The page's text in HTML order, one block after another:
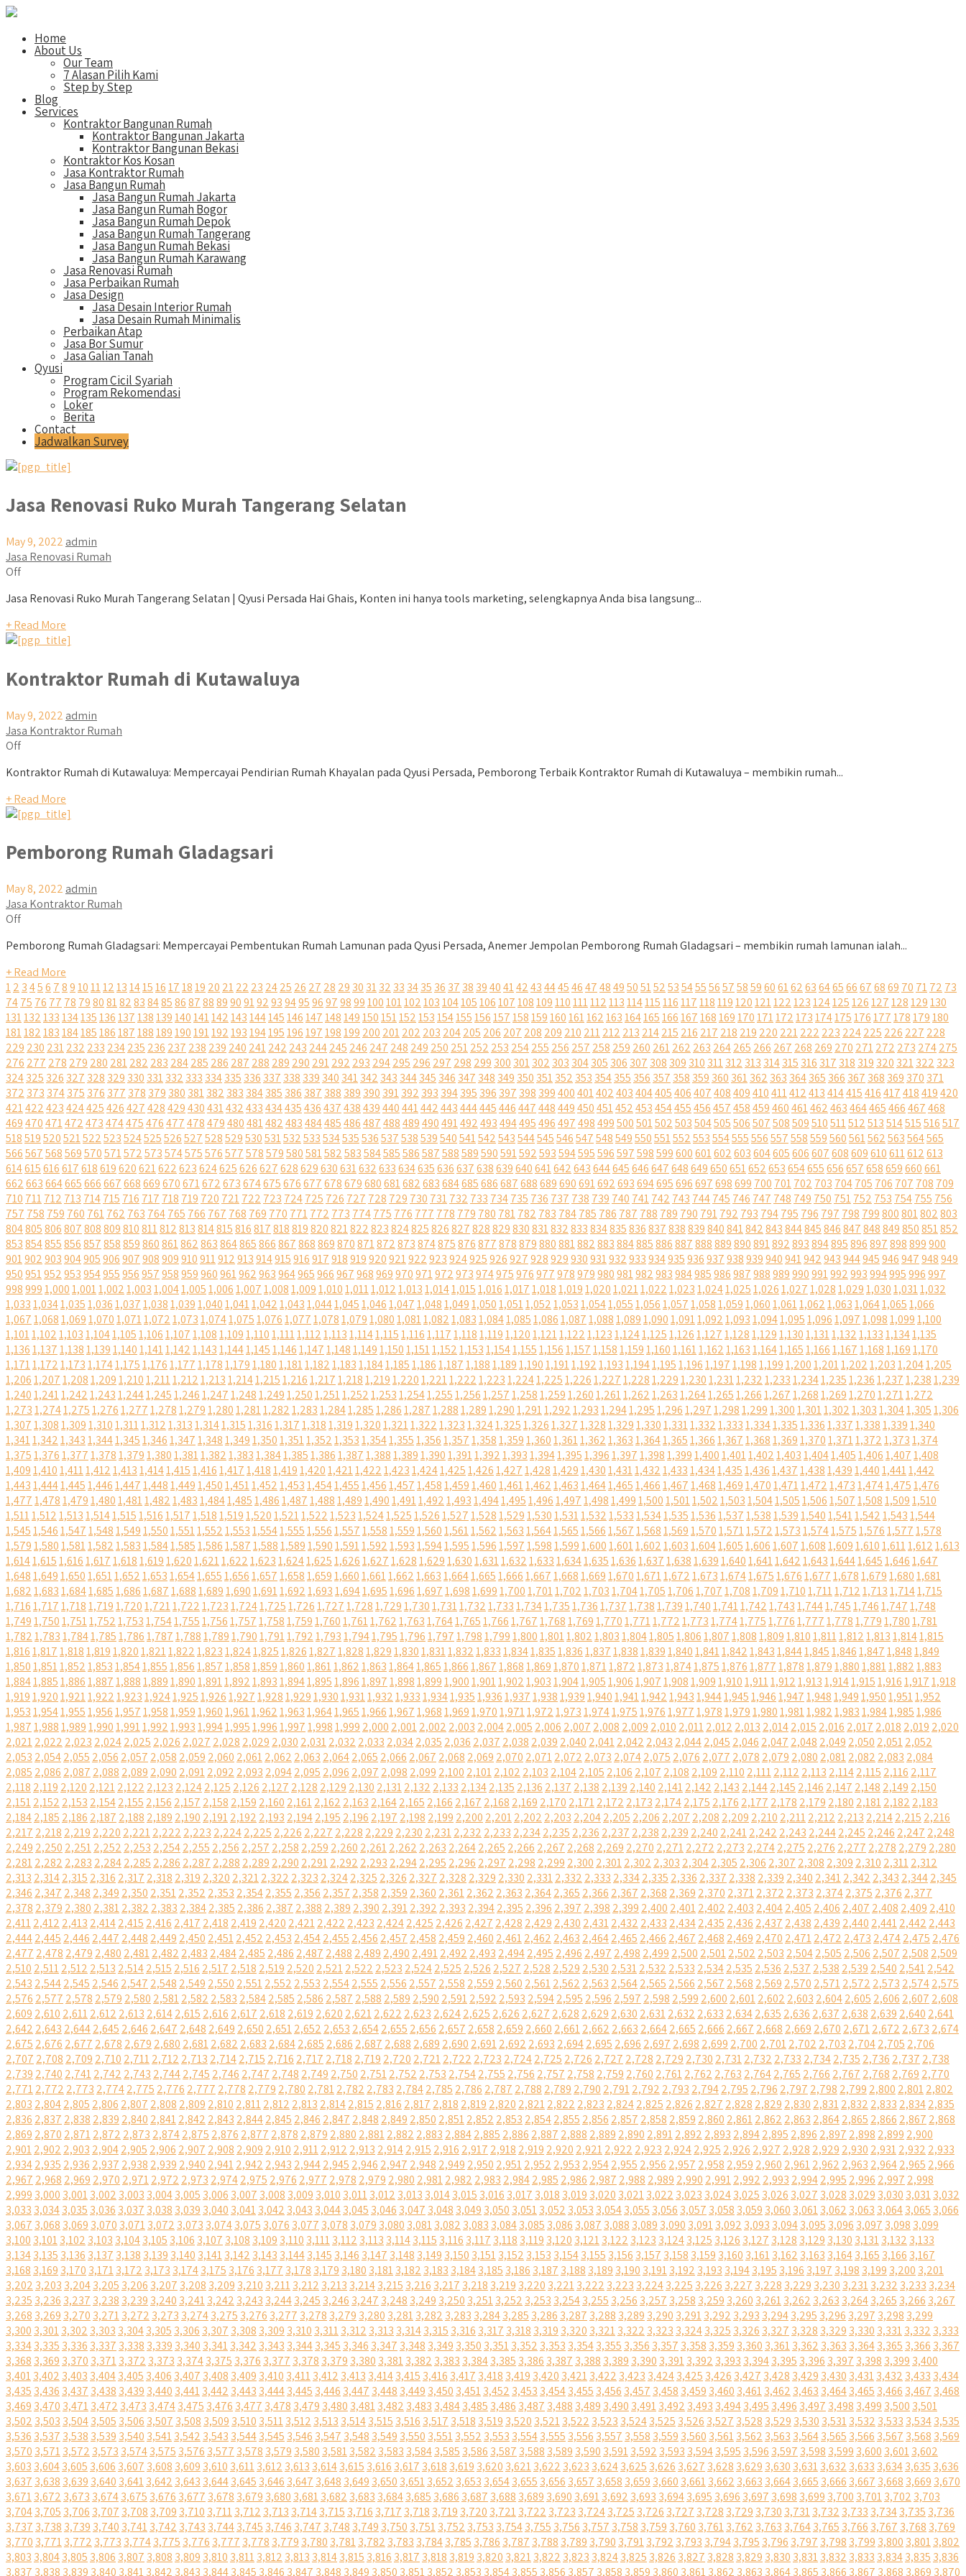
Home
About Us
Our Team
7 Alasan Pilih Kami
Step by Step
Blog
Services
Kontraktor Bangunan Rumah
Kontraktor Bangunan Jakarta
Kontraktor Bangunan Bekasi
Kontraktor Kos Kosan
Jasa Kontraktor Rumah
Jasa Bangun Rumah
Jasa Bangun Rumah Jakarta
Jasa Bangun Rumah Bogor
Jasa Bangun Rumah Depok
Jasa Bangun Rumah Tangerang
Jasa Bangun Rumah Bekasi
Jasa Bangun Rumah Karawang
Jasa Renovasi Rumah
Jasa Perbaikan Rumah
Jasa Design
Jasa Desain Interior Rumah
Jasa Desain Rumah Minimalis
Perbaikan Atap
Jasa Bor Sumur
Jasa Galian Tanah
Qyusi
Program Cicil Syariah
Program Rekomendasi
Loker
Berita
Contact
Jadwalkan Survey
Jasa Renovasi Ruko Murah Tangerang Selatan
May 9, 2022 admin
Jasa Renovasi Rumah
Off
Jasa Renovasi Ruko Murah Tangerang Selatan | Qyusi Persada Hai Ghais, Konten ini hanya tools marketing, selengkapnya Anda bisa langsung...
+ Read More
Kontraktor Rumah di Kutawaluya
May 9, 2022 admin
Jasa Kontraktor Rumah
Off
Kontraktor Rumah di Kutawaluya: Mempercayai Pendirian Rumah Khayalan pada Qyusi Persada, Pemborong Terbaik Kontraktor Rumah di Kutawaluya – membikin rumah...
+ Read More
Pemborong Rumah Gladagsari
May 8, 2022 admin
Jasa Kontraktor Rumah
Off
Pemborong Rumah Gladagsari: Mempercayai Pembentukan Rumah Lamunan pada Qyusi Persada, Anemer Jempolan Pemborong Rumah Gladagsari – membikin rumah lamunan ialah...
+ Read More
12 3456 78910111213141516171819 20 2122 23 2425 26 27 28 29 30 3132 33 3435 36 37 38 39404142434445464748495051525354555657585960616263646566676869 70 7172 73
7475 76 77 78 798081828384858687888990919293949596979899100101102103104105106107108109110111112113114115116117118119120121122123124125126127128129130
131132133134135136137138139140141142143144145146147148149150151152153154155156157158159160161162163164165166167168169170171172173174175176177178179180
181182183184185186187188189190191192193194195196197198199 200 201202 203 204205 206 207 208 209 210 211212 213 214215 216 217 218 219 220 221222 223 224225 226 227 228
229 230 231232 233 234235 236 237 238 239 240 241242 243 244245 246 247 248 249 250 251252 253 254255 256 257 258 259 260 261262 263 264265 266 267 268 269 270 271272 273 274275
276 277 278 279 280 281282 283 284285 286 287 288 289 290 291292 293 294295 296 297 298 299 300 301302 303 304305 306 307 308 309 310 311312 313 314315 316 317 318 319 320 321322 323
324325 326 327 328 329 330 331332 333 334335 336 337 338 339 340 341342 343 344345 346 347 348 349 350 351352 353 354355 356 357 358 359 360 361362 363 364365 366 367 368 369 370 371
372 373 374375 376 377 378 379 380 381382 383 384385 386 387 388 389 390 391392 393 394395 396 397 398 399400401402403404405406407408409410411412413414415416417418419420
421422423424425426427428429430431432433434435436437438439440441442443444445446447448449450451452453454455456457458459460461462463464465466467468
469470471472473474475476477478479480481482483484485486487488489490491492493494495496497498499500501502503504505506507508509510511512513514515516517
518519520521522523524525526527528529530531532533534535536537538539540541542543544545546547548549550551552553554555556557558559560561562563564565
566567568569570571572573574575576577578579580581582583584585586587588589590591592593594595596597598599600601602603604605606607608609610611612613
614615616617618619620621622623624625626627628629630631632633634635636637638639640641642643644645646647648649650651652653654655656657658659660661
662663664665666667668669670671672673674675676677678679680681682683684685686687688689690691692693694695696697698699 700 701702 703 704705 706 707 708 709
710 711712 713 714715 716 717 718 719 720 721722 723 724725 726 727 728 729 730 731732 733 734735 736 737 738 739 740 741742 743 744745 746 747 748 749 750 751752 753 754755 756
757 758 759 760 761762 763 764765 766 767 768 769 770 771772 773 774775 776 777 778 779 780 781782 783 784785 786 787 788 789 790 791792 793 794795 796 797 798 799800801802803
804805806807808809810811812813814815816817818819820821822823824825826827828829830831832833834835836837838839840841842843844845846847848849850851852
853854855856857858859860861862863864865866867868869870871872873874875876877878879880881882883884885886887888889890891892893894895896897898899900
901902903904905906907908909910911912913914915916917918919920921922923924925926927928929930931932933934935936937938939940941942943944945946947948949
950951952953954955956957958959960961962963964965966967968969970971972973974975976977978979980981982983984985986987988989990991992993994995996997
9989991,0001,0011,0021,0031,0041,0051,0061,0071,0081,0091,0101,0111,0121,0131,0141,0151,0161,0171,0181,0191,0201,0211,0221,0231,0241,0251,0261,0271,0281,0291,0301,0311,032
1,0331,0341,0351,0361,0371,0381,0391,0401,0411,0421,0431,0441,0451,0461,0471,0481,0491,0501,0511,0521,0531,0541,0551,0561,0571,0581,0591,0601,0611,0621,0631,0641,0651,066
1,0671,0681,0691,0701,0711,0721,0731,0741,0751,0761,0771,0781,0791,0801,0811,0821,0831,0841,0851,0861,0871,0881,0891,0901,0911,0921,0931,0941,0951,0961,0971,0981,0991,100
1,1011,1021,1031,1041,1051,1061,1071,1081,1091,1101,1111,1121,1131,1141,1151,1161,1171,1181,1191,1201,1211,1221,1231,1241,1251,1261,1271,1281,1291,1301,1311,1321,1331,1341,135
1,1361,1371,1381,1391,1401,1411,1421,1431,1441,1451,1461,1471,1481,1491,1501,1511,1521,1531,1541,1551,1561,1571,1581,1591,1601,1611,1621,1631,1641,1651,1661,1671,1681,1691,170
1,1711,1721,1731,1741,1751,1761,1771,1781,1791,1801,1811,1821,1831,1841,1851,1861,1871,1881,1891,1901,1911,1921,1931,1941,1951,1961,1971,1981,1991,2001,2011,2021,2031,2041,205
1,2061,2071,2081,2091,2101,2111,2121,2131,2141,2151,2161,2171,2181,2191,2201,2211,2221,2231,2241,2251,2261,2271,2281,2291,2301,2311,2321,2331,2341,2351,2361,2371,2381,239
1,2401,2411,2421,2431,2441,2451,2461,2471,2481,2491,2501,2511,2521,2531,2541,2551,2561,2571,2581,2591,2601,2611,2621,2631,2641,2651,2661,2671,2681,2691,2701,2711,272
1,2731,2741,2751,2761,2771,2781,2791,2801,2811,2821,2831,2841,2851,2861,2871,2881,2891,2901,2911,2921,2931,2941,2951,2961,2971,2981,2991,3001,3011,3021,3031,3041,3051,306
1,3071,3081,3091,3101,3111,3121,3131,3141,3151,3161,3171,3181,3191,3201,3211,3221,3231,3241,3251,3261,3271,3281,3291,3301,3311,3321,3331,3341,3351,3361,3371,3381,3391,340
1,3411,3421,3431,3441,3451,3461,3471,3481,3491,3501,3511,3521,3531,3541,3551,3561,3571,3581,3591,3601,3611,3621,3631,3641,3651,3661,3671,3681,3691,3701,3711,3721,3731,374
1,3751,3761,3771,3781,3791,3801,3811,3821,3831,3841,3851,3861,3871,3881,3891,3901,3911,3921,3931,3941,3951,3961,3971,3981,3991,4001,4011,4021,4031,4041,4051,4061,4071,408
1,4091,4101,4111,4121,4131,4141,4151,4161,4171,4181,4191,4201,4211,4221,4231,4241,4251,4261,4271,4281,4291,4301,4311,4321,4331,4341,4351,4361,4371,4381,4391,4401,4411,442
1,4431,4441,4451,4461,4471,4481,4491,4501,4511,4521,4531,4541,4551,4561,4571,4581,4591,4601,4611,4621,4631,4641,4651,4661,4671,4681,4691,4701,4711,4721,4731,4741,4751,476
1,4771,4781,4791,4801,4811,4821,4831,4841,4851,4861,4871,4881,4891,4901,4911,4921,4931,4941,4951,4961,4971,4981,4991,5001,5011,5021,5031,5041,5051,5061,5071,5081,5091,510
1,5111,5121,5131,5141,5151,5161,5171,5181,5191,5201,5211,5221,5231,5241,5251,5261,5271,5281,5291,5301,5311,5321,5331,5341,5351,5361,5371,5381,5391,5401,5411,5421,5431,544
1,5451,5461,5471,5481,5491,5501,5511,5521,5531,5541,5551,5561,5571,5581,5591,5601,5611,5621,5631,5641,5651,5661,5671,5681,5691,5701,5711,5721,5731,5741,5751,5761,5771,578
1,5791,5801,5811,5821,5831,5841,5851,5861,5871,5881,5891,5901,5911,5921,5931,5941,5951,5961,5971,5981,5991,6001,6011,6021,6031,6041,6051,6061,6071,6081,6091,6101,6111,6121,613
1,6141,6151,6161,6171,6181,6191,6201,6211,6221,6231,6241,6251,6261,6271,6281,6291,6301,6311,6321,6331,6341,6351,6361,6371,6381,6391,6401,6411,6421,6431,6441,6451,6461,647
1,6481,6491,6501,6511,6521,6531,6541,6551,6561,6571,6581,6591,6601,6611,6621,6631,6641,6651,6661,6671,6681,6691,6701,6711,6721,6731,6741,6751,6761,6771,6781,6791,6801,681
1,6821,6831,6841,6851,6861,6871,6881,6891,6901,6911,6921,6931,6941,6951,6961,6971,6981,6991,7001,7011,7021,7031,7041,7051,7061,7071,7081,7091,7101,7111,7121,7131,7141,715
1,7161,7171,7181,7191,7201,7211,7221,7231,7241,7251,7261,7271,7281,7291,7301,7311,7321,7331,7341,7351,7361,7371,7381,7391,7401,7411,7421,7431,7441,7451,7461,7471,748
1,7491,7501,7511,7521,7531,7541,7551,7561,7571,7581,7591,7601,7611,7621,7631,7641,7651,7661,7671,7681,7691,7701,7711,7721,7731,7741,7751,7761,7771,7781,7791,7801,781
1,7821,7831,7841,7851,7861,7871,7881,7891,7901,7911,7921,7931,7941,7951,7961,7971,7981,7991,8001,8011,8021,8031,8041,8051,8061,8071,8081,8091,8101,8111,8121,8131,8141,815
1,8161,8171,8181,8191,8201,8211,8221,8231,8241,8251,8261,8271,8281,8291,8301,8311,8321,8331,8341,8351,8361,8371,8381,8391,8401,8411,8421,8431,8441,8451,8461,8471,8481,849
1,8501,8511,8521,8531,8541,8551,8561,8571,8581,8591,8601,8611,8621,8631,8641,8651,8661,8671,8681,8691,8701,8711,8721,8731,8741,8751,8761,8771,8781,8791,8801,8811,8821,883
1,8841,8851,8861,8871,8881,8891,8901,8911,8921,8931,8941,8951,8961,8971,8981,8991,9001,9011,9021,9031,9041,9051,9061,9071,9081,9091,9101,9111,9121,9131,9141,9151,9161,9171,918
1,9191,9201,9211,9221,9231,9241,9251,9261,9271,9281,9291,9301,9311,9321,9331,9341,9351,9361,9371,9381,9391,9401,9411,9421,9431,9441,9451,9461,9471,9481,9491,9501,9511,952
1,9531,9541,9551,9561,9571,9581,9591,9601,9611,9621,9631,9641,9651,9661,9671,9681,9691,9701,9711,9721,9731,9741,9751,9761,9771,9781,9791,9801,9811,9821,9831,9841,9851,986
1,9871,9881,9891,9901,9911,9921,9931,9941,9951,9961,9971,9981,999 2,000 2,0012,002 2,003 2,0042,005 2,006 2,007 2,008 2,009 2,010 2,0112,012 2,013 2,0142,015 2,016 2,017 2,018 2,019 2,020
2,0212,022 2,023 2,0242,025 2,026 2,027 2,028 2,029 2,030 2,0312,032 2,033 2,0342,035 2,036 2,037 2,038 2,039 2,040 2,0412,042 2,043 2,0442,045 2,046 2,047 2,048 2,049 2,050 2,0512,052
2,053 2,0542,055 2,056 2,057 2,058 2,059 2,060 2,0612,062 2,063 2,0642,065 2,066 2,067 2,068 2,069 2,070 2,0712,072 2,073 2,0742,075 2,076 2,077 2,078 2,079 2,080 2,0812,082 2,083 2,084
2,085 2,086 2,087 2,088 2,089 2,090 2,0912,092 2,093 2,0942,095 2,096 2,097 2,098 2,099 2,100 2,1012,102 2,103 2,1042,105 2,106 2,107 2,108 2,109 2,110 2,1112,112 2,113 2,1142,115 2,116 2,117
2,118 2,119 2,120 2,1212,122 2,123 2,1242,125 2,126 2,127 2,128 2,129 2,130 2,1312,132 2,133 2,1342,135 2,136 2,137 2,138 2,139 2,140 2,1412,142 2,143 2,1442,145 2,146 2,147 2,148 2,149 2,150
2,1512,152 2,153 2,1542,155 2,156 2,157 2,158 2,159 2,160 2,1612,162 2,163 2,1642,165 2,166 2,167 2,168 2,169 2,170 2,1712,172 2,173 2,1742,175 2,176 2,177 2,178 2,179 2,180 2,1812,182 2,183
2,1842,185 2,186 2,187 2,188 2,189 2,190 2,1912,192 2,193 2,1942,195 2,196 2,197 2,198 2,199 2,200 2,2012,202 2,203 2,2042,205 2,206 2,207 2,208 2,209 2,210 2,2112,212 2,213 2,2142,215 2,216
2,217 2,218 2,219 2,220 2,2212,222 2,223 2,2242,225 2,226 2,227 2,228 2,229 2,230 2,2312,232 2,233 2,2342,235 2,236 2,237 2,238 2,239 2,240 2,2412,242 2,243 2,2442,245 2,246 2,247 2,248
2,249 2,250 2,2512,252 2,253 2,2542,255 2,256 2,257 2,258 2,259 2,260 2,2612,262 2,263 2,2642,265 2,266 2,267 2,268 2,269 2,270 2,2712,272 2,273 2,2742,275 2,276 2,277 2,278 2,279 2,280
2,2812,282 2,283 2,2842,285 2,286 2,287 2,288 2,289 2,290 2,2912,292 2,293 2,2942,295 2,296 2,297 2,298 2,299 2,300 2,3012,302 2,303 2,3042,305 2,306 2,307 2,308 2,309 2,310 2,3112,312
2,313 2,3142,315 2,316 2,317 2,318 2,319 2,320 2,3212,322 2,323 2,3242,325 2,326 2,327 2,328 2,329 2,330 2,3312,332 2,333 2,3342,335 2,336 2,337 2,338 2,339 2,340 2,3412,342 2,343 2,3442,345
2,346 2,347 2,348 2,349 2,350 2,3512,352 2,353 2,3542,355 2,356 2,357 2,358 2,359 2,360 2,3612,362 2,363 2,3642,365 2,366 2,367 2,368 2,369 2,370 2,3712,372 2,373 2,3742,375 2,376 2,377
2,378 2,379 2,380 2,3812,382 2,383 2,3842,385 2,386 2,387 2,388 2,389 2,390 2,3912,392 2,393 2,3942,395 2,396 2,397 2,398 2,399 2,400 2,4012,402 2,403 2,4042,405 2,406 2,407 2,408 2,409 2,410
2,4112,412 2,413 2,4142,415 2,416 2,417 2,418 2,419 2,420 2,4212,422 2,423 2,4242,425 2,426 2,427 2,428 2,429 2,430 2,4312,432 2,433 2,4342,435 2,436 2,437 2,438 2,439 2,440 2,4412,442 2,443
2,4442,445 2,446 2,447 2,448 2,449 2,450 2,4512,452 2,453 2,4542,455 2,456 2,457 2,458 2,459 2,460 2,4612,462 2,463 2,4642,465 2,466 2,467 2,468 2,469 2,470 2,4712,472 2,473 2,4742,475 2,476
2,477 2,478 2,479 2,480 2,4812,482 2,483 2,4842,485 2,486 2,487 2,488 2,489 2,490 2,4912,492 2,493 2,4942,495 2,496 2,497 2,498 2,499 2,500 2,5012,502 2,503 2,5042,505 2,506 2,507 2,508 2,509
2,510 2,5112,512 2,513 2,5142,515 2,516 2,517 2,518 2,519 2,520 2,5212,522 2,523 2,5242,525 2,526 2,527 2,528 2,529 2,530 2,5312,532 2,533 2,5342,535 2,536 2,537 2,538 2,539 2,540 2,5412,542
2,543 2,5442,545 2,546 2,547 2,548 2,549 2,550 2,5512,552 2,553 2,5542,555 2,556 2,557 2,558 2,559 2,560 2,5612,562 2,563 2,5642,565 2,566 2,567 2,568 2,569 2,570 2,5712,572 2,573 2,5742,575
2,576 2,577 2,578 2,579 2,580 2,5812,582 2,583 2,5842,585 2,586 2,587 2,588 2,589 2,590 2,5912,592 2,593 2,5942,595 2,596 2,597 2,598 2,599 2,600 2,6012,602 2,603 2,6042,605 2,606 2,607 2,608
2,609 2,610 2,6112,612 2,613 2,6142,615 2,616 2,617 2,618 2,619 2,620 2,6212,622 2,623 2,6242,625 2,626 2,627 2,628 2,629 2,630 2,6312,632 2,633 2,6342,635 2,636 2,637 2,638 2,639 2,640 2,641
2,642 2,643 2,6442,645 2,646 2,647 2,648 2,649 2,650 2,6512,652 2,653 2,6542,655 2,656 2,657 2,658 2,659 2,660 2,6612,662 2,663 2,6642,665 2,666 2,667 2,668 2,669 2,670 2,6712,672 2,673 2,674
2,675 2,676 2,677 2,678 2,679 2,680 2,6812,682 2,683 2,6842,685 2,686 2,687 2,688 2,689 2,690 2,6912,692 2,693 2,6942,695 2,696 2,697 2,698 2,699 2,700 2,7012,702 2,703 2,7042,705 2,706
2,707 2,708 2,709 2,710 2,7112,712 2,713 2,7142,715 2,716 2,717 2,718 2,719 2,720 2,7212,722 2,723 2,7242,725 2,726 2,727 2,728 2,729 2,730 2,7312,732 2,733 2,7342,735 2,736 2,737 2,738
2,739 2,740 2,7412,742 2,743 2,7442,745 2,746 2,747 2,748 2,749 2,750 2,7512,752 2,753 2,7542,755 2,756 2,757 2,758 2,759 2,760 2,7612,762 2,763 2,7642,765 2,766 2,767 2,768 2,769 2,770
2,7712,772 2,773 2,7742,775 2,776 2,777 2,778 2,779 2,780 2,7812,782 2,783 2,7842,785 2,786 2,787 2,788 2,789 2,790 2,7912,792 2,793 2,7942,795 2,796 2,797 2,798 2,799 2,800 2,8012,802
2,803 2,8042,805 2,806 2,807 2,808 2,809 2,810 2,8112,812 2,813 2,8142,815 2,816 2,817 2,818 2,819 2,820 2,8212,822 2,823 2,8242,825 2,826 2,827 2,828 2,829 2,830 2,8312,832 2,833 2,8342,835
2,836 2,837 2,838 2,839 2,840 2,8412,842 2,843 2,8442,845 2,846 2,847 2,848 2,849 2,850 2,8512,852 2,853 2,8542,855 2,856 2,857 2,858 2,859 2,860 2,8612,862 2,863 2,8642,865 2,866 2,867 2,868
2,869 2,870 2,8712,872 2,873 2,8742,875 2,876 2,877 2,878 2,879 2,880 2,8812,882 2,883 2,8842,885 2,886 2,887 2,888 2,889 2,890 2,8912,892 2,893 2,8942,895 2,896 2,897 2,898 2,899 2,900
2,9012,902 2,903 2,9042,905 2,906 2,907 2,908 2,909 2,910 2,9112,912 2,913 2,9142,915 2,916 2,917 2,918 2,919 2,920 2,9212,922 2,923 2,9242,925 2,926 2,927 2,928 2,929 2,930 2,9312,932 2,933
2,9342,935 2,936 2,937 2,938 2,939 2,940 2,9412,942 2,943 2,9442,945 2,946 2,947 2,948 2,949 2,950 2,9512,952 2,953 2,9542,955 2,956 2,957 2,958 2,959 2,960 2,9612,962 2,963 2,9642,965 2,966
2,967 2,968 2,969 2,970 2,9712,972 2,973 2,9742,975 2,976 2,977 2,978 2,979 2,980 2,9812,982 2,983 2,9842,985 2,986 2,987 2,988 2,989 2,990 2,9912,992 2,993 2,9942,995 2,996 2,997 2,998
2,999 3,000 3,0013,002 3,003 3,0043,005 3,006 3,007 3,008 3,009 3,010 3,0113,012 3,013 3,0143,015 3,016 3,017 3,018 3,019 3,020 3,0213,022 3,023 3,0243,025 3,026 3,027 3,028 3,029 3,030 3,0313,032
3,033 3,0343,035 3,036 3,037 3,038 3,039 3,040 3,0413,042 3,043 3,0443,045 3,046 3,047 3,048 3,049 3,050 3,0513,052 3,053 3,0543,055 3,056 3,057 3,058 3,059 3,060 3,0613,062 3,063 3,0643,065 3,066
3,067 3,068 3,069 3,070 3,0713,072 3,073 3,0743,075 3,076 3,077 3,078 3,079 3,080 3,0813,082 3,083 3,0843,085 3,086 3,087 3,088 3,089 3,090 3,0913,092 3,093 3,0943,095 3,096 3,097 3,098 3,099
3,100 3,1013,102 3,103 3,1043,105 3,106 3,107 3,108 3,109 3,110 3,1113,112 3,113 3,1143,115 3,116 3,117 3,118 3,119 3,120 3,1213,122 3,123 3,1243,125 3,126 3,127 3,128 3,129 3,130 3,1313,132 3,133
3,1343,135 3,136 3,137 3,138 3,139 3,140 3,1413,142 3,143 3,1443,145 3,146 3,147 3,148 3,149 3,150 3,1513,152 3,153 3,1543,155 3,156 3,157 3,158 3,159 3,160 3,1613,162 3,163 3,1643,165 3,166 3,167
3,168 3,169 3,170 3,1713,172 3,173 3,1743,175 3,176 3,177 3,178 3,179 3,180 3,1813,182 3,183 3,1843,185 3,186 3,187 3,188 3,189 3,190 3,1913,192 3,193 3,1943,195 3,196 3,197 3,198 3,199 3,200 3,201
3,202 3,203 3,2043,205 3,206 3,207 3,208 3,209 3,210 3,2113,212 3,213 3,2143,215 3,216 3,217 3,218 3,219 3,220 3,2213,222 3,223 3,2243,225 3,226 3,227 3,228 3,229 3,230 3,2313,232 3,233 3,234
3,235 3,236 3,237 3,238 3,239 3,240 3,2413,242 3,243 3,2443,245 3,246 3,247 3,248 3,249 3,250 3,2513,252 3,253 3,2543,255 3,256 3,257 3,258 3,259 3,260 3,2613,262 3,263 3,2643,265 3,266 3,267
3,268 3,269 3,270 3,2713,272 3,273 3,2743,275 3,276 3,277 3,278 3,279 3,280 3,2813,282 3,283 3,2843,285 3,286 3,287 3,288 3,289 3,290 3,2913,292 3,293 3,2943,295 3,296 3,297 3,298 3,299
3,300 3,3013,302 3,303 3,3043,305 3,306 3,307 3,308 3,309 3,310 3,3113,312 3,313 3,3143,315 3,316 3,317 3,318 3,319 3,320 3,3213,322 3,323 3,3243,325 3,326 3,327 3,328 3,329 3,330 3,3313,332 3,333
3,3343,335 3,336 3,337 3,338 3,339 3,340 3,3413,342 3,343 3,3443,345 3,346 3,347 3,348 3,349 3,350 3,3513,352 3,353 3,3543,355 3,356 3,357 3,358 3,359 3,360 3,3613,362 3,363 3,3643,365 3,366 3,367
3,368 3,369 3,370 3,3713,372 3,373 3,3743,375 3,376 3,377 3,378 3,379 3,380 3,3813,382 3,383 3,3843,385 3,386 3,387 3,388 3,389 3,390 3,3913,392 3,393 3,3943,395 3,396 3,397 3,398 3,399 3,400
3,4013,402 3,403 3,4043,405 3,406 3,407 3,408 3,409 3,410 3,4113,412 3,413 3,4143,415 3,416 3,417 3,418 3,419 3,420 3,4213,422 3,423 3,4243,425 3,426 3,427 3,428 3,429 3,430 3,4313,432 3,433 3,434
3,435 3,436 3,437 3,438 3,439 3,440 3,4413,442 3,443 3,4443,445 3,446 3,447 3,448 3,449 3,450 3,4513,452 3,453 3,4543,455 3,456 3,457 3,458 3,459 3,460 3,4613,462 3,463 3,4643,465 3,466 3,467 3,468
3,469 3,470 3,4713,472 3,473 3,4743,475 3,476 3,477 3,478 3,479 3,480 3,4813,482 3,483 3,4843,485 3,486 3,487 3,488 3,489 3,490 3,4913,492 3,493 3,4943,495 3,496 3,497 3,498 3,499 3,500 3,501
3,502 3,503 3,5043,505 3,506 3,507 3,508 3,509 3,510 3,5113,512 3,513 3,5143,515 3,516 3,517 3,518 3,519 3,520 3,5213,522 3,523 3,5243,525 3,526 3,527 3,528 3,529 3,530 3,5313,532 3,533 3,5343,535
3,536 3,537 3,538 3,539 3,540 3,5413,542 3,543 3,5443,545 3,546 3,547 3,548 3,549 3,550 3,5513,552 3,553 3,5543,555 3,556 3,557 3,558 3,559 3,560 3,5613,562 3,563 3,5643,565 3,566 3,567 3,568 3,569
3,570 3,5713,572 3,573 3,5743,575 3,576 3,577 3,578 3,579 3,580 3,5813,582 3,583 3,5843,585 3,586 3,587 3,588 3,589 3,590 3,5913,592 3,593 3,5943,595 3,596 3,597 3,598 3,599 3,600 3,6013,602
3,603 3,6043,605 3,606 3,607 3,608 3,609 3,610 3,6113,612 3,613 3,6143,615 3,616 3,617 3,618 3,619 3,620 3,6213,622 3,623 3,6243,625 3,626 3,627 3,628 3,629 3,630 3,6313,632 3,633 3,6343,635 3,636
3,637 3,638 3,639 3,640 3,6413,642 3,643 3,6443,645 3,646 3,647 3,648 3,649 3,650 3,6513,652 3,653 3,6543,655 3,656 3,657 3,658 3,659 3,660 3,6613,662 3,663 3,6643,665 3,666 3,667 3,668 3,669 3,670
3,6713,672 3,673 3,6743,675 3,676 3,677 3,678 3,679 3,680 3,6813,682 3,683 3,6843,685 3,686 3,687 3,688 3,689 3,690 3,6913,692 3,693 3,6943,695 3,696 3,697 3,698 3,699 3,700 3,7013,702 3,703
3,7043,705 3,706 3,707 3,708 3,709 3,710 3,7113,712 3,713 3,7143,715 3,716 3,717 3,718 3,719 3,720 3,7213,722 3,723 3,7243,725 3,726 3,727 3,728 3,729 3,730 3,7313,732 3,733 3,7343,735 3,736
3,737 3,738 3,739 3,740 3,7413,742 3,743 3,7443,745 3,746 3,747 3,748 3,749 3,750 3,7513,752 3,753 3,7543,755 3,756 3,757 3,758 3,759 3,760 3,7613,762 3,763 3,7643,765 3,766 3,767 3,768 3,769
3,770 3,7713,772 3,773 3,7743,775 3,776 3,777 3,778 3,779 3,780 3,7813,782 3,783 3,7843,785 3,786 3,787 3,788 3,789 3,790 3,7913,792 3,793 3,7943,795 3,796 3,797 3,798 3,799 3,800 3,8013,802
3,803 3,8043,805 3,806 3,807 3,808 3,809 3,810 3,8113,812 3,813 3,8143,815 3,816 3,817 3,818 3,819 3,820 3,8213,822 3,823 3,8243,825 3,826 3,827 3,828 3,829 3,830 3,8313,832 3,833 3,8343,835 3,836
3,837 3,838 3,839 3,840 3,8413,842 3,843 3,8443,845 3,846 3,847 3,848 3,849 3,850 3,8513,852 3,853 3,8543,855 3,856 3,857 3,858 3,859 3,860 3,8613,862 3,863 3,8643,865 3,866 3,867 3,868 3,869 3,870